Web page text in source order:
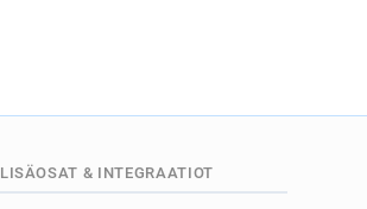
LISÄOSAT & INTEGRAATIOT